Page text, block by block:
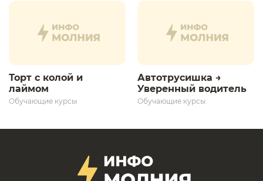
развития»
Торт с колой и
лаймом
Обучающие курсы
Автотрусишка →
Уверенный водитель​
Обучающие курсы